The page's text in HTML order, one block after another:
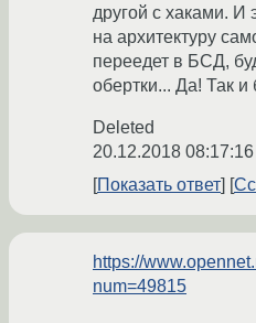
другой с хаками. И
на архитектуру
переедет в БСД,
обертки... Да! Так и
Deleted
20.12.2018
Показать ответ
https://
num=49815